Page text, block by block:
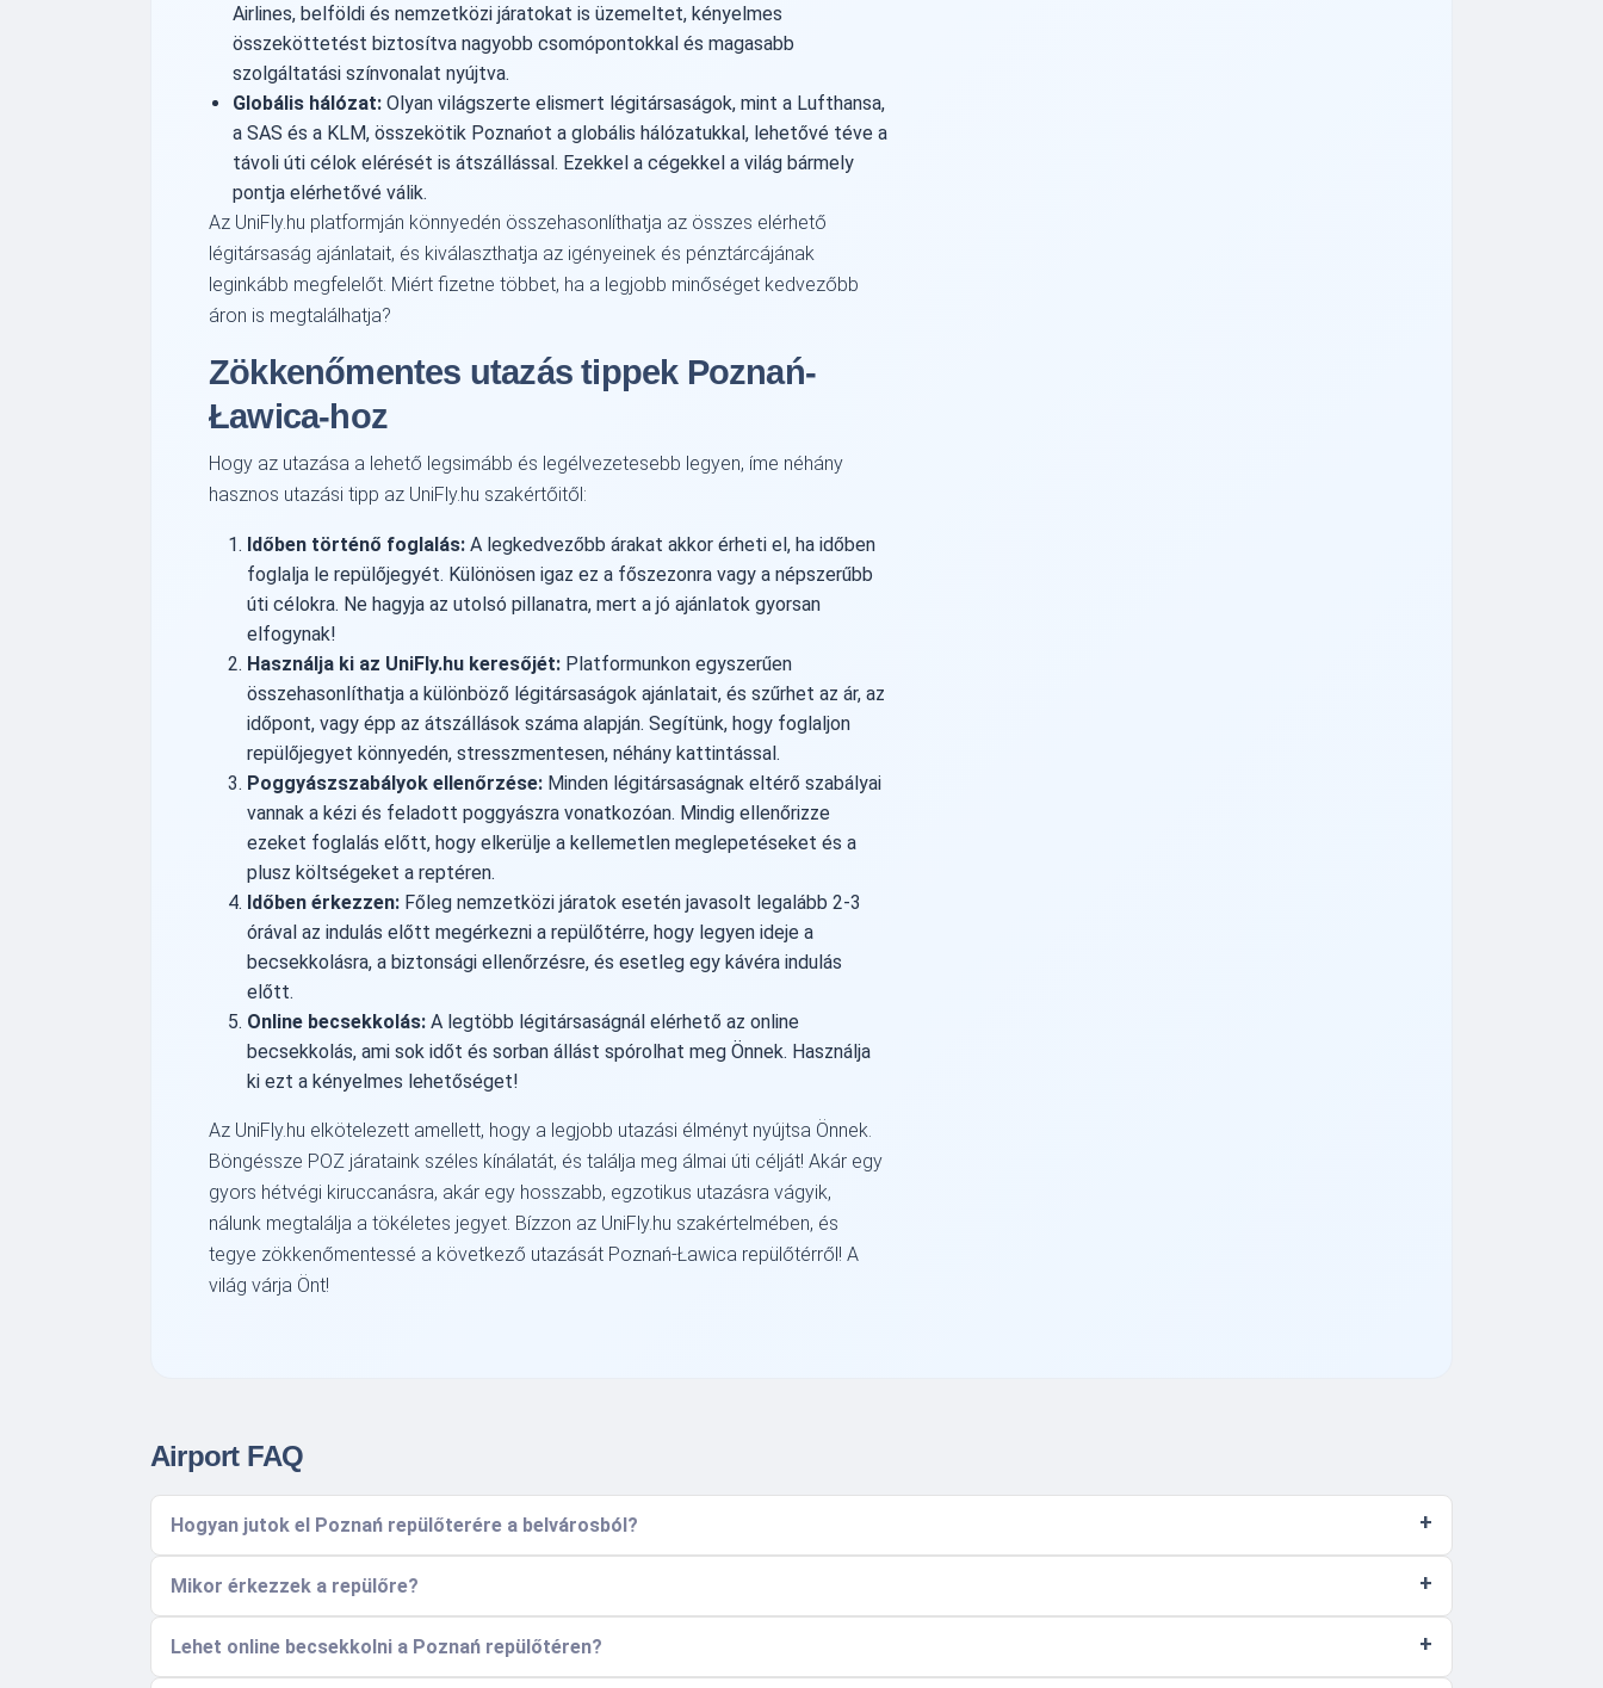
Airlines, belföldi és nemzetközi járatokat is üzemeltet, kényelmes
összeköttetést biztosítva nagyobb csomópontokkal és magasabb
szolgáltatási színvonalat nyújtva.
Globális hálózat: Olyan világszerte elismert légitársaságok, mint a Lufthansa,
a SAS és a KLM, összekötik Poznańot a globális hálózatukkal, lehetővé téve a
távoli úti célok elérését is átszállással. Ezekkel a cégekkel a világ bármely
pontja elérhetővé válik.
Az UniFly.hu platformján könnyedén összehasonlíthatja az összes elérhető
légitársaság ajánlatait, és kiválaszthatja az igényeinek és pénztárcájának
leginkább megfelelőt. Miért fizetne többet, ha a legjobb minőséget kedvezőbb
áron is megtalálhatja?
Zökkenőmentes utazás tippek Poznań-
Ławica-hoz
Hogy az utazása a lehető legsimább és legélvezetesebb legyen, íme néhány
hasznos utazási tipp az UniFly.hu szakértőitől:
Időben történő foglalás: A legkedvezőbb árakat akkor érheti el, ha időben
foglalja le repülőjegyét. Különösen igaz ez a főszezonra vagy a népszerűbb
úti célokra. Ne hagyja az utolsó pillanatra, mert a jó ajánlatok gyorsan
elfogynak!
Használja ki az UniFly.hu keresőjét: Platformunkon egyszerűen
összehasonlíthatja a különböző légitársaságok ajánlatait, és szűrhet az ár, az
időpont, vagy épp az átszállások száma alapján. Segítünk, hogy foglaljon
repülőjegyet könnyedén, stresszmentesen, néhány kattintással.
Poggyászszabályok ellenőrzése: Minden légitársaságnak eltérő szabályai
vannak a kézi és feladott poggyászra vonatkozóan. Mindig ellenőrizze
ezeket foglalás előtt, hogy elkerülje a kellemetlen meglepetéseket és a
plusz költségeket a reptéren.
Időben érkezzen: Főleg nemzetközi járatok esetén javasolt legalább 2-3
órával az indulás előtt megérkezni a repülőtérre, hogy legyen ideje a
becsekkolásra, a biztonsági ellenőrzésre, és esetleg egy kávéra indulás
előtt.
Online becsekkolás: A legtöbb légitársaságnál elérhető az online
becsekkolás, ami sok időt és sorban állást spórolhat meg Önnek. Használja
ki ezt a kényelmes lehetőséget!
Az UniFly.hu elkötelezett amellett, hogy a legjobb utazási élményt nyújtsa Önnek.
Böngéssze POZ járataink széles kínálatát, és találja meg álmai úti célját! Akár egy
gyors hétvégi kiruccanásra, akár egy hosszabb, egzotikus utazásra vágyik,
nálunk megtalálja a tökéletes jegyet. Bízzon az UniFly.hu szakértelmében, és
tegye zökkenőmentessé a következő utazását Poznań-Ławica repülőtérről! A
világ várja Önt!
Airport FAQ
Hogyan jutok el Poznań repülőterére a belvárosból?
Mikor érkezzek a repülőre?
Lehet online becsekkolni a Poznań repülőtéren?